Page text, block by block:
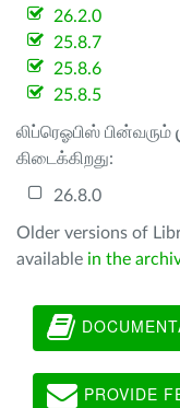
26.2.0
25.8.7
25.8.6
25.8.5
லிப்ரெஓபிஸ் பின்வரும்
கிடைக்கிறது:
26.8.0
Older versions of
available in the
PROVIDE